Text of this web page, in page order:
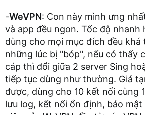
-WeVPN: Con này mình ưng
và app đều ngon. Tốc độ nhanh
dùng cho mọi mục đích đều
những lúc bị "bóp", nếu có thấy
cáp thì đổi giữa 2 server Sing
tiếp tục dùng như thường. Giá
được, dùng cho 10 kết nối cùng
lưu log, kết nối ổn định, bảo mật